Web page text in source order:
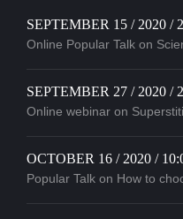
SEPTEMBER 15 / 2020 /
Online Popular Talk on
SEPTEMBER 27 / 2020 /
Online webinar on
OCTOBER 16 / 2020 /
Popular Talk on How to